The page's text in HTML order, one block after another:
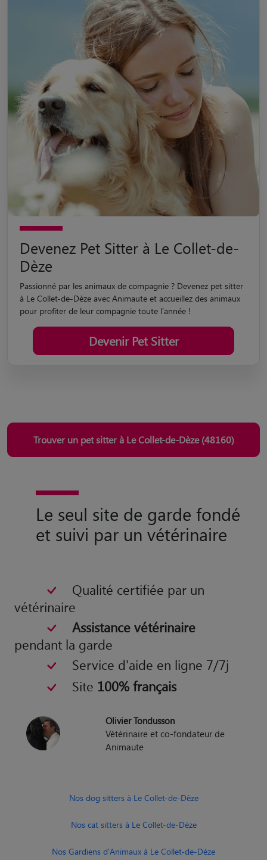
Devenez Pet Sitter à Le Collet-de-
Dèze
Passionné par les animaux de compagnie ? Devenez pet sitter
à Le Collet-de-Dèze avec Animaute et accueillez des animaux
pour profiter de leur compagnie toute l'année !
Devenir Pet Sitter
Trouver un pet sitter à Le Collet-de-Dèze (48160)
Le seul site de garde fondé
et suivi par un vétérinaire
Qualité certifiée par un
vétérinaire
Assistance vétérinaire
pendant la garde
Service d'aide en ligne 7/7j
Site 100% français
Olivier Tondusson
Vétérinaire et co-fondateur de
Animaute
Nos dog sitters à Le Collet-de-Dèze
Nos cat sitters à Le Collet-de-Dèze
Nos Gardiens d'Animaux à Le Collet-de-Dèze